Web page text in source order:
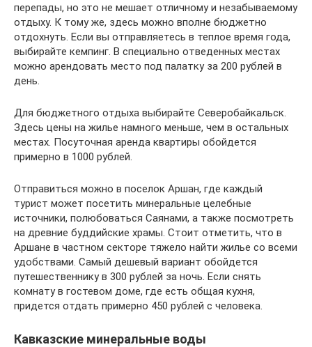
перепады, но это не мешает отличному и незабываемому
отдыху. К тому же, здесь можно вполне бюджетно
отдохнуть. Если вы отправляетесь в теплое время года,
выбирайте кемпинг. В специально отведенных местах
можно арендовать место под палатку за 200 рублей в
день.
Для бюджетного отдыха выбирайте Северобайкальск.
Здесь цены на жилье намного меньше, чем в остальных
местах. Посуточная аренда квартиры обойдется
примерно в 1000 рублей.
Отправиться можно в поселок Аршан, где каждый
турист может посетить минеральные целебные
источники, полюбоваться Саянами, а также посмотреть
на древние буддийские храмы. Стоит отметить, что в
Аршане в частном секторе тяжело найти жилье со всеми
удобствами. Самый дешевый вариант обойдется
путешественнику в 300 рублей за ночь. Если снять
комнату в гостевом доме, где есть общая кухня,
придется отдать примерно 450 рублей с человека.
Кавказские минеральные воды